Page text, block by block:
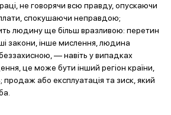
не говорячи всю правду, опускаючи
спокушаючи неправдою;
людину ще більш вразливою: перетин
закони, інше мислення, людина
— навіть у випадках
це може бути інший регіон країни,
продаж або експлуатація та зиск, який